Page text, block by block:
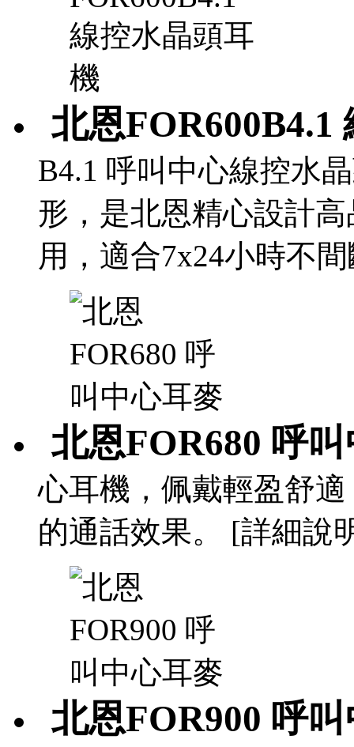
北恩FOR600B4.1
B4.1 呼叫中心線控水
形，是北恩精心設計
用，適合7x24小時不
北恩FOR680 呼
心耳機，佩戴輕盈舒
的通話效果。 [詳細說
北恩FOR900 呼